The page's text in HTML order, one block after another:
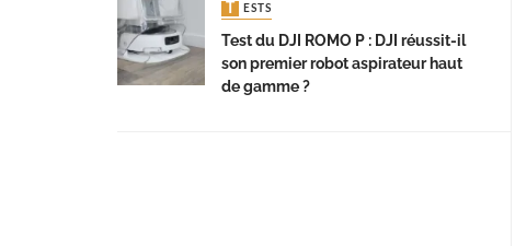
TESTS
Test du DJI ROMO P : DJI réussit-il
son premier robot aspirateur haut
de gamme ?